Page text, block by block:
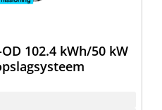
OD 102.4 kWh/50 kW